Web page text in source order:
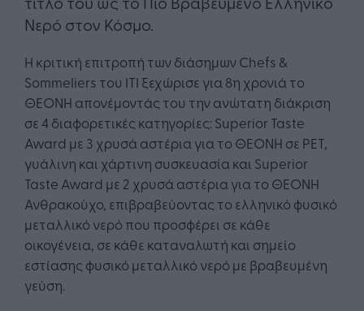
Νερό στον Κόσμο.
Η κριτική επιτροπή των διάσημων Chefs &
Sommeliers του ΙΤΙ ξεχώρισε για 8η χρονιά το
ΘΕΟΝΗ απονέμοντάς του την ανώτατη διάκριση
σε 4 διαφορετικές κατηγορίες: Superior Taste
Award με 3 χρυσά αστέρια για το ΘΕΟΝΗ σε PET,
γυάλινη και χάρτινη συσκευασία και Superior
Taste Award με 2 χρυσά αστέρια για το ΘΕΟΝΗ
Ανθρακούχο, επιβραβεύοντας το ελληνικό φυσικό
μεταλλικό νερό που προσφέρει σε κάθε
οικογένεια, σε κάθε καταναλωτή και σημείο
εστίασης φυσικό μεταλλικό νερό με βραβευμένη
γεύση.